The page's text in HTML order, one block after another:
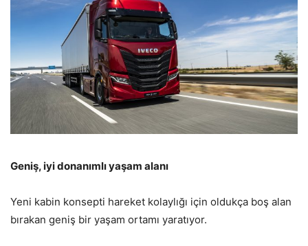
Geniş, iyi donanımlı yaşam alanı
Yeni kabin konsepti hareket kolaylığı için oldukça boş alan
bırakan geniş bir yaşam ortamı yaratıyor.